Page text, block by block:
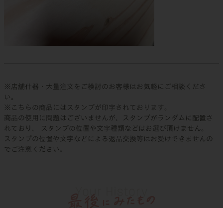
※店舗什器・大量注文をご検討のお客様はお気軽にご相談くださ
い。
※こちらの商品にはスタンプが印字されております。
商品の使用に問題はございませんが、スタンプがランダムに配置さ
れており、 スタンプの位置や文字種類などはお選び頂けません。
スタンプの位置や文字などによる返品交換等はお受けできませんの
でご注意ください。